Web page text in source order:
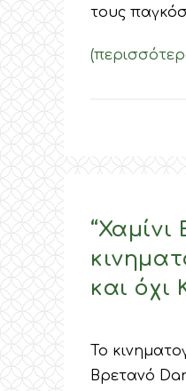
τους
και όχι
Το
Βρετανό